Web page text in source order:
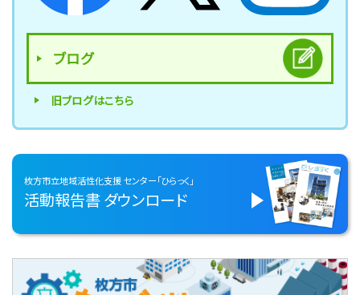
ブログ
旧ブログはこちら
枚方市立地域活性化支援センター「ひらっく」
活動報告書ダウンロード